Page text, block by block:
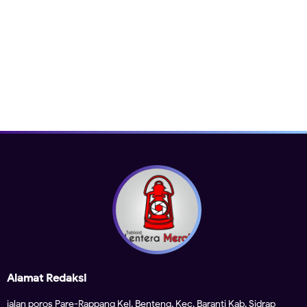
Alamat Redaksi
jalan poros Pare-Rappang Kel. Benteng, Kec. Baranti Kab. Sidrap